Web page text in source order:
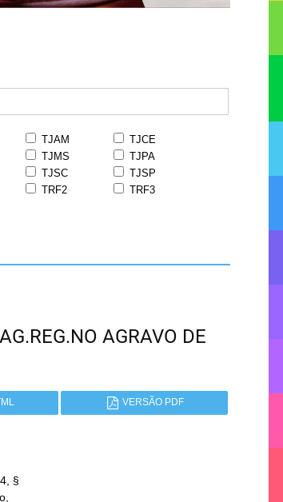
TJAM
TJCE
TJMS
TJPA
TJSC
TJSP
TRF2
TRF3
AGRAVO DE
VERSÃO PDF